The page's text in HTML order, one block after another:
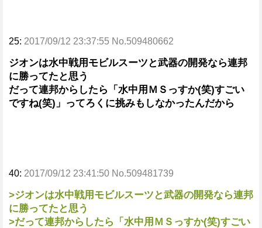
25: 2017/09/12 23:37:55 No.509480662
ジオンは水中戦用モビルスーツと武器の開発なら連邦
に勝ってたと思う
だって連邦からしたら「水中用ＭＳっすか(笑)すごい
ですね(笑)」ってろくに挑みもしなかったんだから
40: 2017/09/12 23:41:50 No.509481739
>ジオンは水中戦用モビルスーツと武器の開発なら連邦
に勝ってたと思う
>だって連邦からしたら「水中用ＭＳっすか(笑)すごい